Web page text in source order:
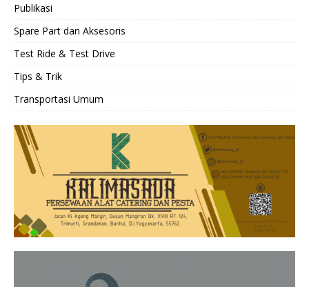
Publikasi
Spare Part dan Aksesoris
Test Ride & Test Drive
Tips & Trik
Transportasi Umum